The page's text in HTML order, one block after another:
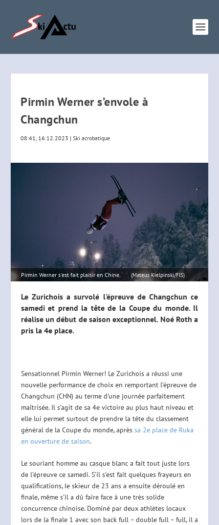
Pirmin Werner s’envole à
Changchun
08:41, 16.12.2023 |Ski acrobatique
Pirmin Werner s'est fait plaisir en Chine. (Mateus Kielpinski/FIS)
Le Zurichois a survolé l'épreuve de Changchun ce
samedi et prend la tête de la Coupe du monde. Il
réalise un début de saison exceptionnel. Noé Roth a
pris la 4e place.
Sensationnel Pirmin Werner! Le Zurichois a réussi une
nouvelle performance de choix en remportant l’épreuve de
Changchun (CHN) au terme d’une journée parfaitement
maîtrisée. Il s’agit de sa 4e victoire au plus haut niveau et
elle lui permet surtout de prendre la tête du classement
général de la Coupe du monde, après sa 2e place de Ruka
en ouverture de saison.
Le souriant homme au casque blanc a fait tout juste lors
de l’épreuve ce samedi. S’il s’est fait quelques frayeurs en
qualifications, le skieur de 23 ans a ensuite déroulé en
finale, même s’il a dû faire face à une très solide
concurrence chinoise. Dominé par deux athlètes locaux
lors de la finale 1 avec son back full – double full – full, il a